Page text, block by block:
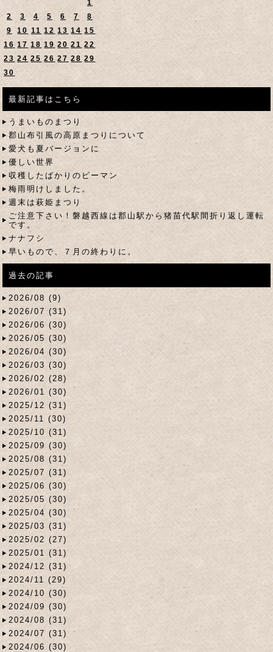
1
2
3 4 5 6 7
8
9
10 11 12 13 14 15
16 17 18 19 20 21 22
23 24 25 26 27 28 29
30
最新記事はこちら
うまいものまつり
郡山布引風の高原まつりについて
愛犬も夏バージョンに
優しい世界
収穫したばかりのピーマン
梅雨明けしました。
週末は萩姫まつり
ご注意下さい！磐越西線は郡山駅から猪苗代駅間折り返し運転
です。
ナナフシ
早いもので、７月の終わりに。
過去の記事
2026/08 (9)
2026/07 (31)
2026/06 (30)
2026/05 (30)
2026/04 (30)
2026/03 (30)
2026/02 (28)
2026/01 (30)
2025/12 (31)
2025/11 (30)
2025/10 (31)
2025/09 (30)
2025/08 (31)
2025/07 (31)
2025/06 (30)
2025/05 (30)
2025/04 (30)
2025/03 (31)
2025/02 (27)
2025/01 (31)
2024/12 (31)
2024/11 (29)
2024/10 (30)
2024/09 (30)
2024/08 (31)
2024/07 (31)
2024/06 (30)